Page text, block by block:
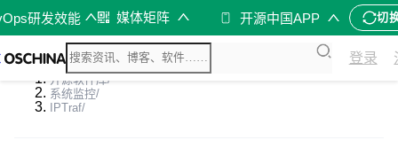
研发效能 媒体矩阵 开源中国APP 切
登录
开源软件库/
系统监控/
IPTraf/